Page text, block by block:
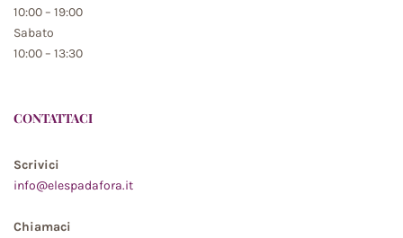
10:00 – 19:00
Sabato
10:00 – 13:30
CONTATTACI
Scrivici
info@elespadafora.it
Chiamaci